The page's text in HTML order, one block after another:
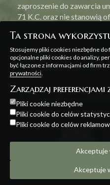
zaproszenie do zawarcia
71 K.C. oraz nie stanowią
Polityka prywatności
Ta strona
Stosujemy pliki cookies niezbędne
opcjonalne pliki cookies do analizy,
być łączone z informacjami od firm
prywatności.
Zarządzaj preferencjami
Pliki cookie niezbędne
Pliki cookie do celów
Pliki cookie do celów
Akceptuje
Akceptuje